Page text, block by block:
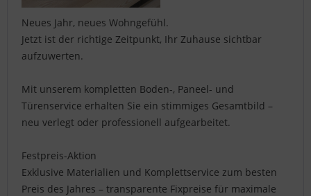
Neues Jahr, neues Wohngefühl.
Jetzt ist der richtige Zeitpunkt, Ihr Zuhause sichtbar
aufzuwerten.
Mit unserem kompletten Boden-, Paneel- und
Türenservice erhalten Sie ein stimmiges Gesamtbild –
neu verlegt oder professionell aufgearbeitet.
Festpreis-Aktion
Exklusive Materialien und Komplettservice zum besten
Preis des Jahres – transparente Fixpreise für maximale